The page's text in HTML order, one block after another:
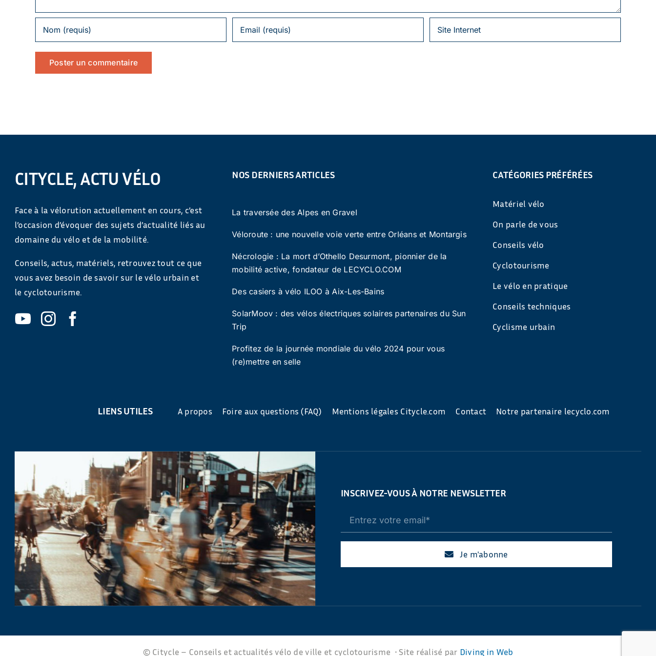
CITYCLE, ACTU VÉLO
Face à la vélorution actuellement en cours, c’est
l’occasion d’évoquer des sujets d’actualité liés au
domaine du vélo et de la mobilité.
Conseils, actus, matériels, retrouvez tout ce que
vous avez besoin de savoir sur le vélo urbain et
le cyclotourisme.
NOS DERNIERS ARTICLES
La traversée des Alpes en Gravel
Véloroute : une nouvelle voie verte entre Orléans et Montargis
Nécrologie : La mort d’Othello Desurmont, pionnier de la
mobilité active, fondateur de LECYCLO.COM
Des casiers à vélo ILOO à Aix-Les-Bains
SolarMoov : des vélos électriques solaires partenaires du Sun
Trip
Profitez de la journée mondiale du vélo 2024 pour vous
(re)mettre en selle
CATÉGORIES PRÉFÉRÉES
Matériel vélo
On parle de vous
Conseils vélo
Cyclotourisme
Le vélo en pratique
Conseils techniques
Cyclisme urbain
LIENS UTILES A propos Foire aux questions (FAQ) Mentions légales Citycle.com Contact Notre partenaire lecyclo.com
INSCRIVEZ-VOUS À NOTRE NEWSLETTER
Je m'abonne
© Citycle – Conseils et actualités vélo de ville et cyclotourisme • Site réalisé par Diving in Web